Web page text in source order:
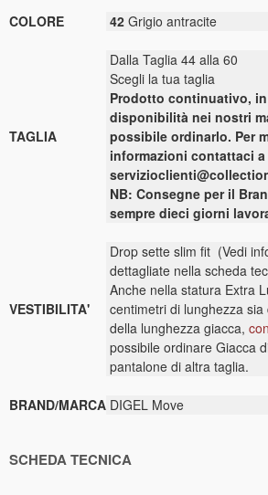
COLORE 42 Grigio antracite
TAGLIA
Dalla Taglia 44 alla 60
Scegli la tua taglia
Prodotto continuativo,
disponibilità nei nostri
possibile ordinarlo. Per
informazioni contattaci a
NB: Consegne per il
sempre dieci giorni
VESTIBILITA'
Drop sette slim fit (Vedi
dettagliate nella scheda
Anche nella statura Extra
centimetri di lunghezza
della lunghezza giacca,
possibile ordinare Giacca
pantalone di altra taglia.
BRAND/MARCA DIGEL Move
SCHEDA TECNICA